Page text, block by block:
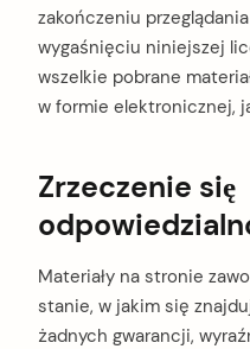
zakończeniu
wygaśnięciu niniejszej
wszelkie pobrane
w formie elektronicznej,
Zrzeczenie się
Materiały na stronie
stanie, w jakim się
żadnych gwarancji,